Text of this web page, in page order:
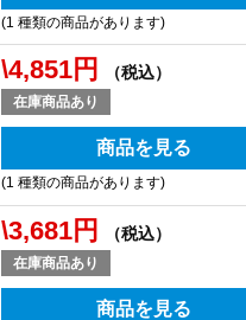
(1 種類の商品があります)
\4,851円 （税込）
在庫商品あり
商品を見る
(1 種類の商品があります)
\3,681円 （税込）
在庫商品あり
商品を見る